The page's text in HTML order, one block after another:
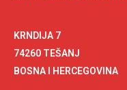
KRNDIJA 7
74260 TEŠANJ
BOSNA I HERCEGOVINA